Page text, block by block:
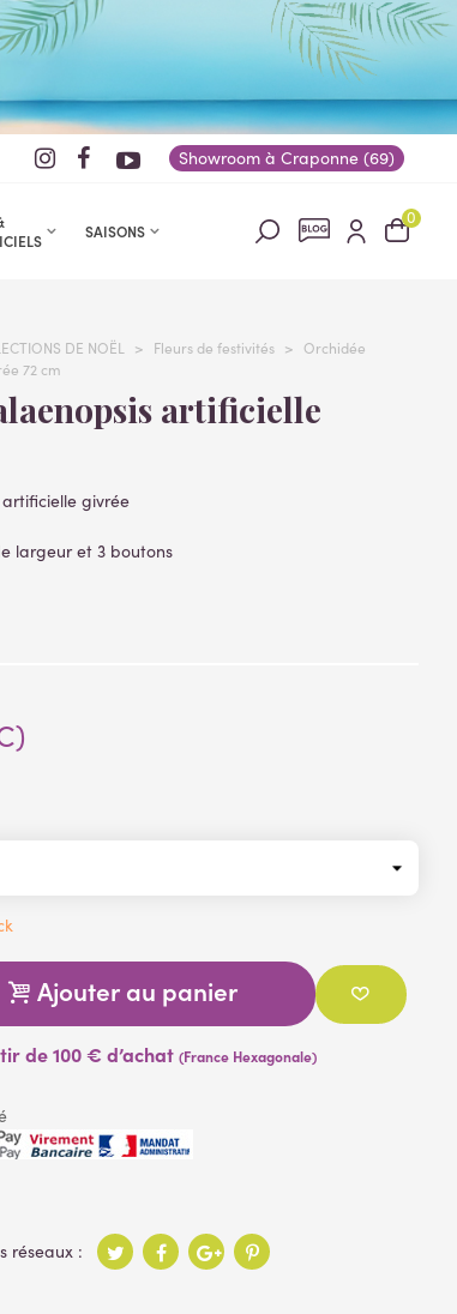
Showroom à Craponne (69)
SAISONS
0
DE NOËL > Fleurs de festivités >
Orchidée
72 cm
artificielle givrée
largeur et3 boutons
afin de pouvoir lui donner la position souhaitée
Ajouter au panier
de 100 € d’achat(France Hexagonale)